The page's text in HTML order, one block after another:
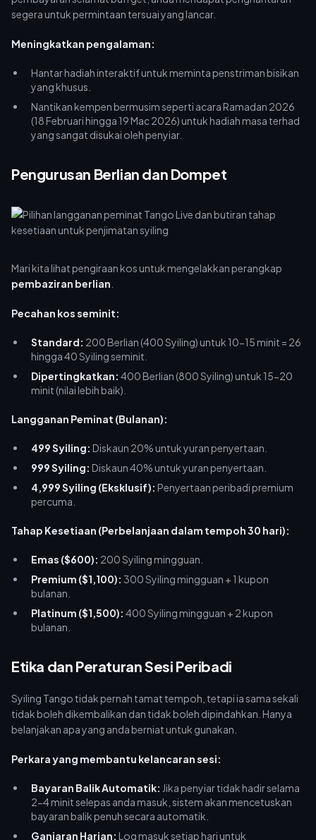
segera untuk permintaan tersuai yang lancar.
Meningkatkan pengalaman:
Hantar hadiah interaktif untuk meminta penstriman bisikan
yang khusus.
Nantikan kempen bermusim seperti acara Ramadan 2026
(18 Februari hingga 19 Mac 2026) untuk hadiah masa terhad
yang sangat disukai oleh penyiar.
Pengurusan Berlian dan Dompet
Mari kita lihat pengiraan kos untuk mengelakkan perangkap
pembaziran berlian
Pecahan kos seminit:
Standard: 200 Berlian (400 Syiling) untuk 10-15 minit = 26
hingga 40 Syiling seminit.
Dipertingkatkan: 400 Berlian (800 Syiling) untuk 15-20
minit (nilai lebih baik).
Langganan Peminat (Bulanan):
499 Syiling: Diskaun 20% untuk yuran penyertaan.
999 Syiling: Diskaun 40% untuk yuran penyertaan.
4,999 Syiling (Eksklusif): Penyertaan peribadi premium
percuma.
Tahap Kesetiaan (Perbelanjaan dalam tempoh 30 hari):
Emas ($600): 200 Syiling mingguan.
Premium ($1,100): 300 Syiling mingguan + 1 kupon
bulanan.
Platinum ($1,500): 400 Syiling mingguan + 2 kupon
bulanan.
Etika dan Peraturan Sesi Peribadi
Syiling Tango tidak pernah tamat tempoh, tetapi ia sama sekali
tidak boleh dikembalikan dan tidak boleh dipindahkan. Hanya
belanjakan apa yang anda berniat untuk gunakan.
Perkara yang membantu kelancaran sesi:
Bayaran Balik Automatik: Jika penyiar tidak hadir selama
2-4 minit selepas anda masuk, sistem akan mencetuskan
bayaran balik penuh secara automatik.
Ganjaran Harian: Log masuk setiap hari untuk